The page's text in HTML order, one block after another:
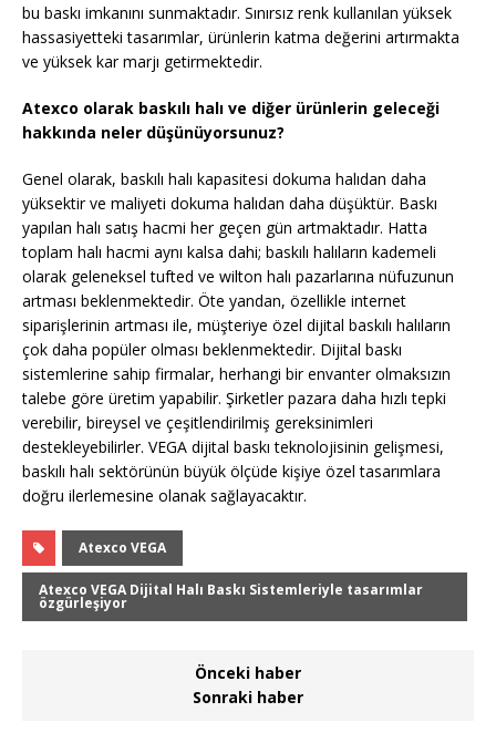
bu baskı imkanını sunmaktadır. Sınırsız renk kullanılan yüksek
hassasiyetteki tasarımlar, ürünlerin katma değerini artırmakta
ve yüksek kar marjı getirmektedir.
Atexco olarak baskılı halı ve diğer ürünlerin geleceği
hakkında neler düşünüyorsunuz?
Genel olarak, baskılı halı kapasitesi dokuma halıdan daha
yüksektir ve maliyeti dokuma halıdan daha düşüktür. Baskı
yapılan halı satış hacmi her geçen gün artmaktadır. Hatta
toplam halı hacmi aynı kalsa dahi; baskılı halıların kademeli
olarak geleneksel tufted ve wilton halı pazarlarına nüfuzunun
artması beklenmektedir. Öte yandan, özellikle internet
siparişlerinin artması ile, müşteriye özel dijital baskılı halıların
çok daha popüler olması beklenmektedir. Dijital baskı
sistemlerine sahip firmalar, herhangi bir envanter olmaksızın
talebe göre üretim yapabilir. Şirketler pazara daha hızlı tepki
verebilir, bireysel ve çeşitlendirilmiş gereksinimleri
destekleyebilirler. VEGA dijital baskı teknolojisinin gelişmesi,
baskılı halı sektörünün büyük ölçüde kişiye özel tasarımlara
doğru ilerlemesine olanak sağlayacaktır.
Atexco VEGA
Atexco VEGA Dijital Halı Baskı Sistemleriyle tasarımlar
özgürleşiyor
Önceki haber
Sonraki haber